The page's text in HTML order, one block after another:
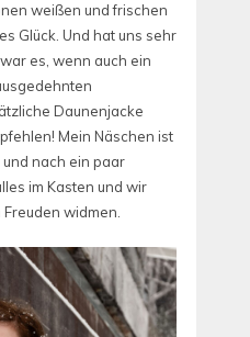
weißen und frischen
Glück. Und hat uns sehr
es, wenn auch ein
Daunenjacke
Mein Näschen ist
nach ein paar
im Kasten und wir
widmen.